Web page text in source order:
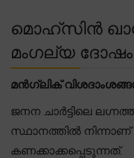
മൊഹ്സിൻ
മംഗല്യ ദോഷം
മൻഗ്ലിക്
ജനന ചാർട്ടിലെ
സ്ഥാനത്തിൽ
കണക്കാക്കപ്പെടുന്നത്.